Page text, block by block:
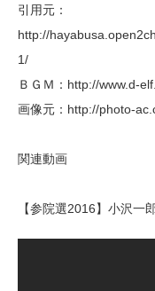
引用元：
http://
1/
ＢＧＭ：http://www.d-
画像元：http://photo-
関連動画
【参院選2016】小沢